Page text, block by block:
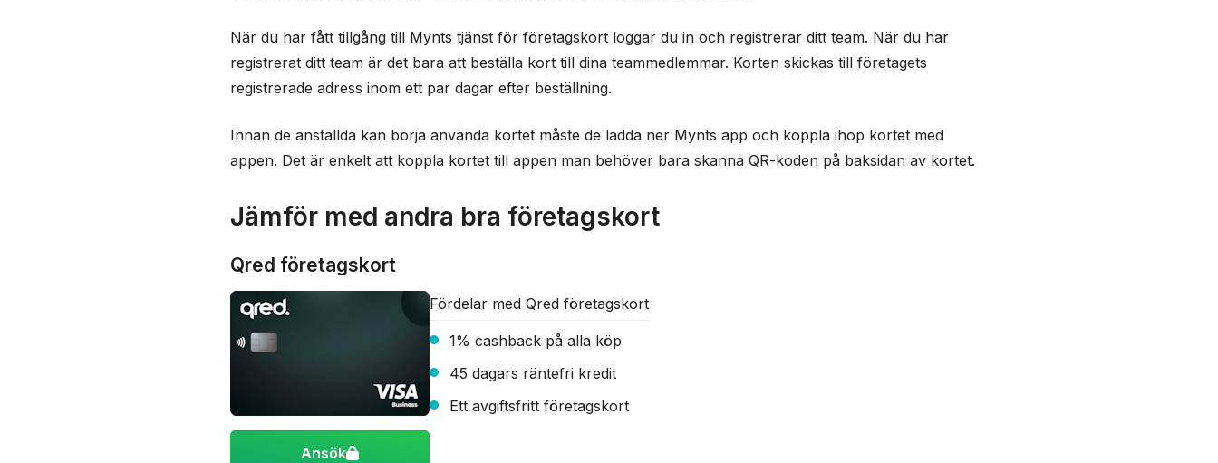
När du har fått tillgång till Mynts tjänst för företagskort loggar du in och registrerar ditt team. När du har
registrerat ditt team är det bara att beställa kort till dina teammedlemmar. Korten skickas till företagets
registrerade adress inom ett par dagar efter beställning.
Innan de anställda kan börja använda kortet måste de ladda ner Mynts app och koppla ihop kortet med
appen. Det är enkelt att koppla kortet till appen man behöver bara skanna QR-koden på baksidan av kortet.
Jämför med andra bra företagskort
Qred företagskort
Ansök
Fördelar med Qred företagskort
1% cashback på alla köp
45 dagars räntefri kredit
Ett avgiftsfritt företagskort